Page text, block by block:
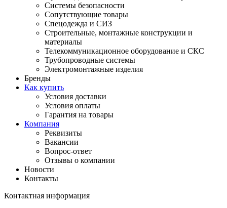
Системы безопасности
Сопутствующие товары
Спецодежда и СИЗ
Строительные, монтажные конструкции и
материалы
Телекоммуникационное оборудование и СКС
Трубопроводные системы
Электромонтажные изделия
Бренды
Как купить
Условия доставки
Условия оплаты
Гарантия на товары
Компания
Реквизиты
Вакансии
Вопрос-ответ
Отзывы о компании
Новости
Контакты
Контактная информация